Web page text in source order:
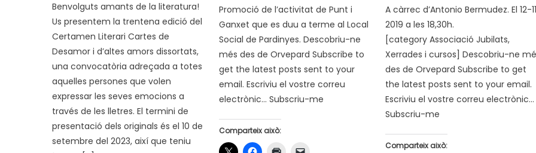
Benvolguts amants de la literatura!
Us presentem la trentena edició del
Certamen Literari Cartes de
Desamor i d’altes amors dissortats,
una convocatòria adreçada a totes
aquelles persones que volen
expressar les seves emocions a
través de les lletres. El termini de
presentació dels originals és el 10 de
setembre del 2023, així que teniu
Promoció de l’activitat de Punt i
Ganxet que es duu a terme al Local
Social de Pardinyes. Descobriu-ne
més des de Orvepard Subscribe to
get the latest posts sent to your
email. Escriviu el vostre correu
electrònic… Subscriu-me
Comparteix això:
A càrrec d’Antonio Bermudez. El 12-
2019 a les 18,30h.
[category Associació Jubilats,
Xerrades i cursos] Descobriu-ne
des de Orvepard Subscribe to get
the latest posts sent to your email.
Escriviu el vostre correu electrònic…
Subscriu-me
Comparteix això: